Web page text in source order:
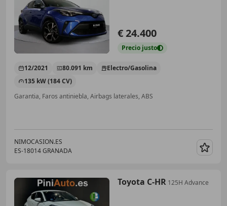
€ 24.400
Precio justo
12/2021 80.091 km
Electro/Gasolina
135 kW (184 CV)
Garantia, Faros antiniebla, Airbags laterales, ABS
NIMOCASION.ES
ES-18014 GRANADA
Toyota C-HR 125H Advance